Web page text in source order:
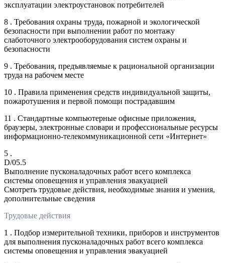
эксплуатации электроустановок потребителей
8 . Требования охраны труда, пожарной и экологической
безопасности при выполнении работ по монтажу
слаботочного электрооборудования систем охраны и
безопасности
9 . Требования, предъявляемые к рациональной организации
труда на рабочем месте
10 . Правила применения средств индивидуальной защиты,
пожаротушения и первой помощи пострадавшим
11 . Стандартные компьютерные офисные приложения,
браузеры, электронные словари и профессиональные ресурсы
информационно-телекоммуникационной сети «Интернет»
5 .
D/05.5
Выполнение пусконаладочных работ всего комплекса
системы оповещения и управления эвакуацией
Смотреть трудовые действия, необходимые знания и умения,
дополнительные сведения
Трудовые действия
1 . Подбор измерительной техники, приборов и инструментов
для выполнения пусконаладочных работ всего комплекса
системы оповещения и управления эвакуацией